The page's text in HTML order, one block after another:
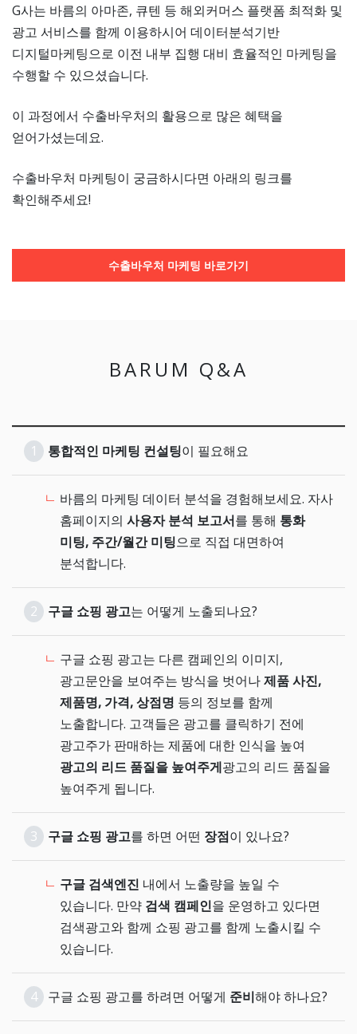
G사는 바름의 아마존, 큐텐 등 해외커머스 플랫폼 최적화 및
광고 서비스를 함께 이용하시어 데이터분석기반
디지털마케팅으로 이전 내부 집행 대비 효율적인 마케팅을
수행할 수 있으셨습니다.
이 과정에서 수출바우처의 활용으로 많은 혜택을
얻어가셨는데요.
수출바우처 마케팅이 궁금하시다면 아래의 링크를
확인해주세요!
수출바우처 마케팅 바로가기
BARUM Q&A
1 통합적인 마케팅 컨설팅이 필요해요
바름의 마케팅 데이터 분석을 경험해보세요. 자사
홈페이지의 사용자 분석 보고서를 통해 통화
미팅, 주간/월간 미팅으로 직접 대면하여
분석합니다.
2 구글 쇼핑 광고는 어떻게 노출되나요?
구글 쇼핑 광고는 다른 캠페인의 이미지,
광고문안을 보여주는 방식을 벗어나제품 사진,
제품명, 가격, 상점명 등의 정보를 함께
노출합니다. 고객들은 광고를 클릭하기 전에
광고주가 판매하는 제품에 대한 인식을 높여
광고의 리드 품질을 높여주게광고의 리드 품질을
높여주게 됩니다.
3 구글 쇼핑 광고를 하면 어떤 장점이 있나요?
구글 검색엔진 내에서 노출량을 높일 수
있습니다. 만약 검색 캠페인을 운영하고 있다면
검색광고와 함께 쇼핑 광고를 함께 노출시킬 수
있습니다.
4 구글 쇼핑 광고를 하려면 어떻게 준비해야 하나요?